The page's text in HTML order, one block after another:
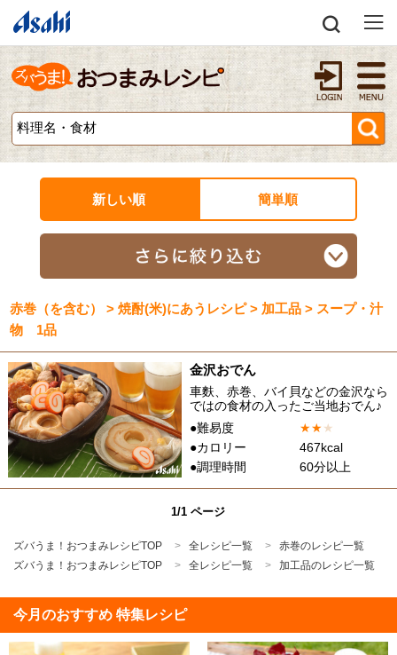
新しい順 簡単順
赤巻（を含む） > 焼酎(米)にあうレシピ > 加工品 > スープ・汁
物 1品
金沢おでん
車麩、赤巻、バイ貝などの金沢なら
ではの食材の入ったご当地おでん♪
●難易度
★★★
●カロリー
467kcal
●調理時間
60分以上
1/1 ページ
ズバうま！おつまみレシピTOP 全レシピ一覧
赤巻のレシピ一覧
ズバうま！おつまみレシピTOP
全レシピ一覧 加工品のレシピ一覧
今月のおすすめ 特集レシピ